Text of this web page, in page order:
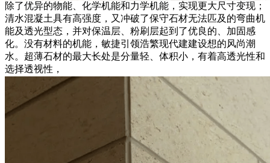
除了优异的物能、化学机能和力学机能，实现更大尺寸变现；
清水混凝土具有高强度，又冲破了保守石材无法匹及的弯曲机
能及透光型态，并对保温层、粉刷层起到了优良的、加固感
化。没有材料的机能，敏捷引领浩繁现代建建设想的风尚潮
水。超薄石材的最大长处是分量轻、体积小，有着高透光性和
选择透视性，